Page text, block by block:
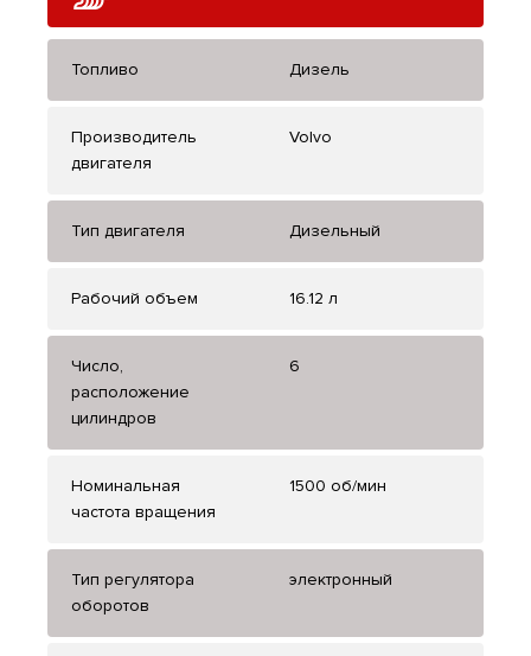
Топливо Дизель
Производитель
двигателя
Volvo
Тип двигателя Дизельный
Рабочий объем 16.12 л
Число,
расположение
цилиндров
6
Номинальная
частота вращения
1500 об/мин
Тип регулятора
оборотов
электронный